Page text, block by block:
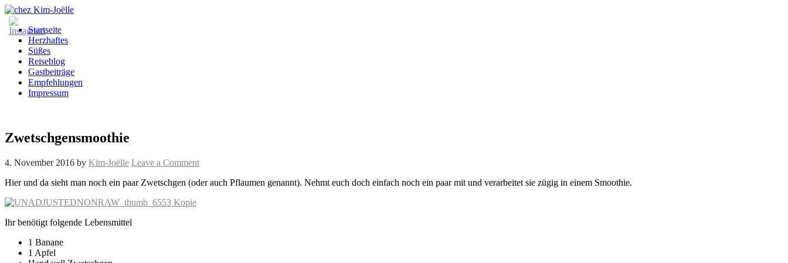
Startseite
Herzhaftes
Süßes
Reiseblog
Gastbeiträge
Empfehlungen
Impressum
Zwetschgensmoothie
4. November 2016 by Kim-Joëlle Leave a Comment
Hier und da sieht man noch ein paar Zwetschgen (oder auch Pflaumen genannt). Nehmt euch doch einfach noch ein paar mit und verarbeitet sie zügig in einem Smoothie.
Ihr benötigt folgende Lebensmittel
1 Banane
1 Apfel